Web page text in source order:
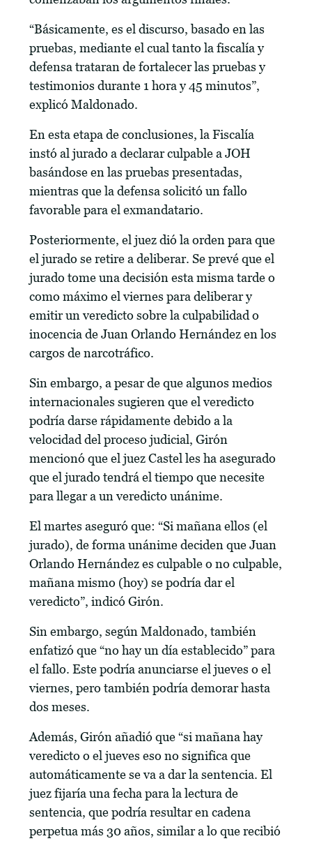
“Básicamente, es el discurso, basado en las
pruebas, mediante el cual tanto la fiscalía y
defensa trataran de fortalecer las pruebas y
testimonios durante 1 hora y 45 minutos”,
explicó Maldonado.
En esta etapa de conclusiones, la Fiscalía
instó al jurado a declarar culpable a JOH
basándose en las pruebas presentadas,
mientras que la defensa solicitó un fallo
favorable para el exmandatario.
Posteriormente, el juez dió la orden para que
el jurado se retire a deliberar. Se prevé que el
jurado tome una decisión esta misma tarde o
como máximo el viernes para deliberar y
emitir un veredicto sobre la culpabilidad o
inocencia de Juan Orlando Hernández en los
cargos de narcotráfico.
Sin embargo, a pesar de que algunos medios
internacionales sugieren que el veredicto
podría darse rápidamente debido a la
velocidad del proceso judicial, Girón
mencionó que el juez Castel les ha asegurado
que el jurado tendrá el tiempo que necesite
para llegar a un veredicto unánime.
El martes aseguró que: “Si mañana ellos (el
jurado), de forma unánime deciden que Juan
Orlando Hernández es culpable o no culpable,
mañana mismo (hoy) se podría dar el
veredicto”, indicó Girón.
Sin embargo, según Maldonado, también
enfatizó que “no hay un día establecido” para
el fallo. Este podría anunciarse el jueves o el
viernes, pero también podría demorar hasta
dos meses.
Además, Girón añadió que “si mañana hay
veredicto o el jueves eso no significa que
automáticamente se va a dar la sentencia. El
juez fijaría una fecha para la lectura de
sentencia, que podría resultar en cadena
perpetua más 30 años, similar a lo que recibió